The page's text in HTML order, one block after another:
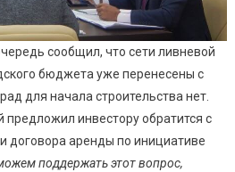
сообщил, что сети ливневой
бюджета уже перенесены с
для начала строительства нет.
инвестору обратится с
договора аренды по инициативе
поддержать этот вопрос,